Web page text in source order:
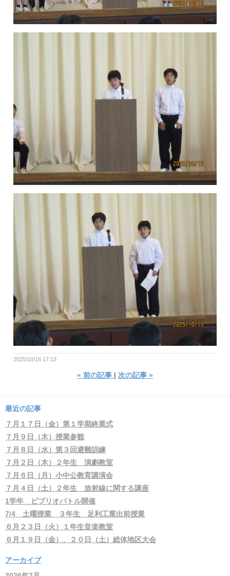
2025/10/16 17:13
« 前の記事 次の記事 »
最近の記事
７月１７日（金）第１学期終業式
７月９日（木）授業参観
７月８日（水）第３回避難訓練
７月２日（木）２年生 演劇教室
７月６日（月）小中公教育講演会
７月４日（土）２年生 放射線に関する講座
1学年 ビブリオバトル開催
7/4 土曜授業 ３年生 足利工業出前授業
６月２３日（火）１年生音楽教室
６月１９日（金）、２０日（土）総体地区大会
アーカイブ